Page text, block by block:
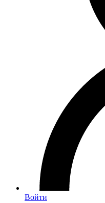
Войти